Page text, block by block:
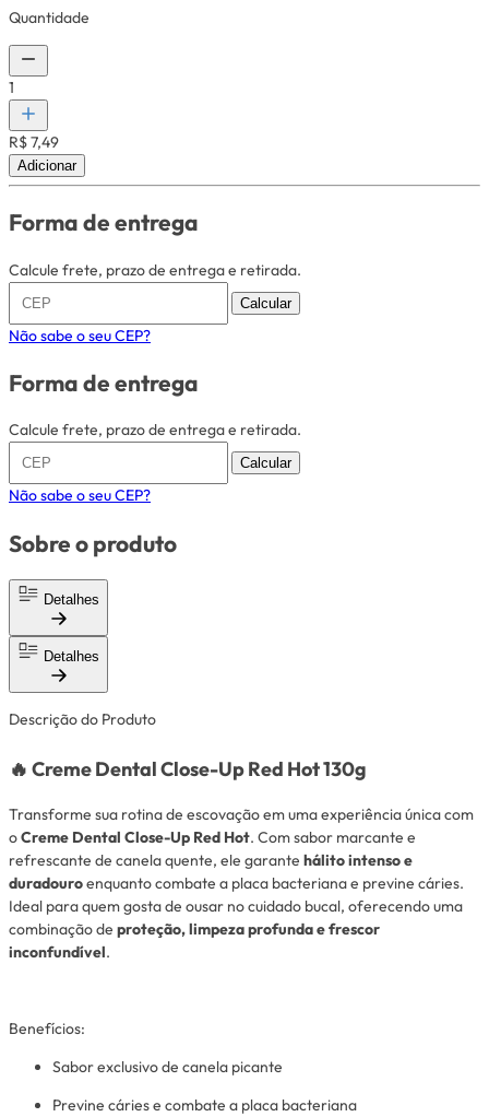
Quantidade
1
R$ 7,49
Adicionar
Forma de entrega
Calcule frete, prazo de entrega e retirada.
Calcular
Não sabe o seu CEP?
Forma de entrega
Calcule frete, prazo de entrega e retirada.
Calcular
Não sabe o seu CEP?
Sobre o produto
Detalhes
Detalhes
Descrição do Produto
🔥 Creme Dental Close-Up Red Hot 130g
Transforme sua rotina de escovação em uma experiência única com
oCreme Dental Close-Up Red Hot. Com sabor marcante e
refrescante de canela quente, ele garante hálito intenso e
duradouroenquanto combate a placa bacteriana e previne cáries.
Ideal para quem gosta de ousar no cuidado bucal, oferecendo uma
combinação de proteção, limpeza profunda e frescor
inconfundível.
Benefícios:
Sabor exclusivo de canela picante
Previne cáries e combate a placa bacteriana